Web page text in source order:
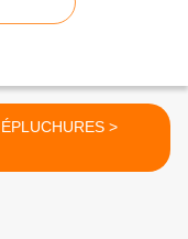
ÉPLUCHURES >